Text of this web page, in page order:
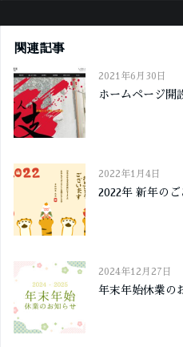
関連記事
2021年6月30日
ホームページ開
2022年1月4日
2022年 新年の
2024年12月27日
年末年始休業の